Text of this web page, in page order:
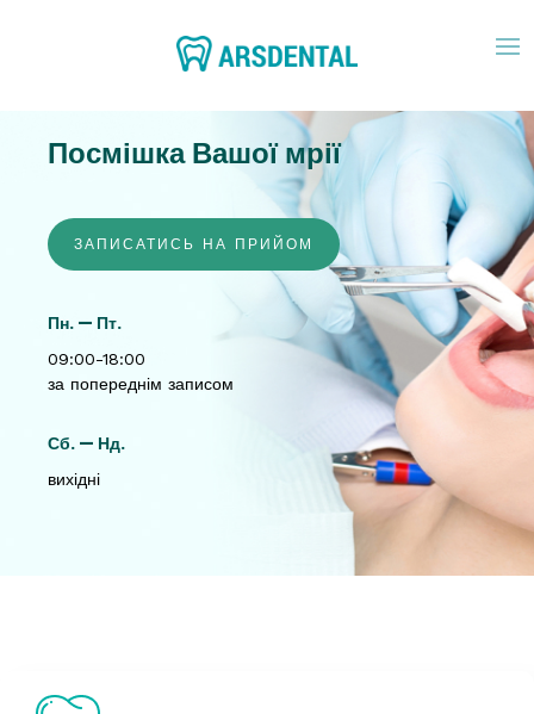
Посмішка Вашої мрії
ЗАПИСАТИСЬ НА ПРИЙОМ
Пн. — Пт.
09:00-18:00
за попереднім записом
Сб. — Нд.
вихідні